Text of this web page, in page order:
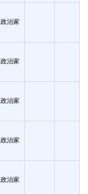
政治家
政治家
政治家
政治家
政治家